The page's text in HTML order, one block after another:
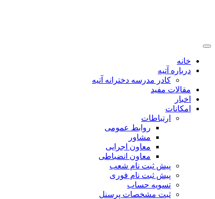
خانه
درباره آتیه
کادر مدرسه دخترانه آتیه
مقالات مفید
اخبار
امکانات
ارتباطات
روابط عمومی
مشاور
معاون اجرایی
معاون انضباطی
پیش ثبت نام شعب
پیش ثبت نام فوری
تسویه حساب
ثبت مشخصات پرسنل